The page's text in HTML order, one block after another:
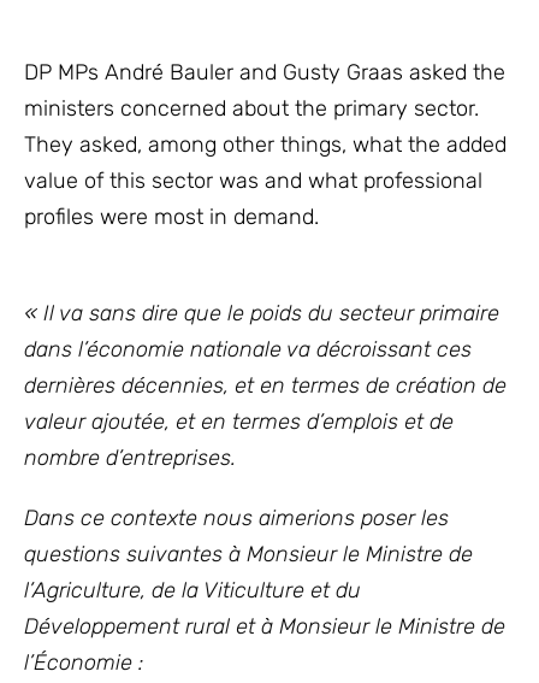
DP MPs André Bauler and Gusty Graas asked the
ministers concerned about the primary sector.
They asked, among other things, what the added
value of this sector was and what professional
profiles were most in demand.
« Il va sans dire que le poids du secteur primaire
dans l’économie nationale va décroissant ces
dernières décennies, et en termes de création de
valeur ajoutée, et en termes d’emplois et de
nombre d’entreprises.
Dans ce contexte nous aimerions poser les
questions suivantes à Monsieur le Ministre de
l’Agriculture, de la Viticulture et du
Développement rural et à Monsieur le Ministre de
l’Économie :